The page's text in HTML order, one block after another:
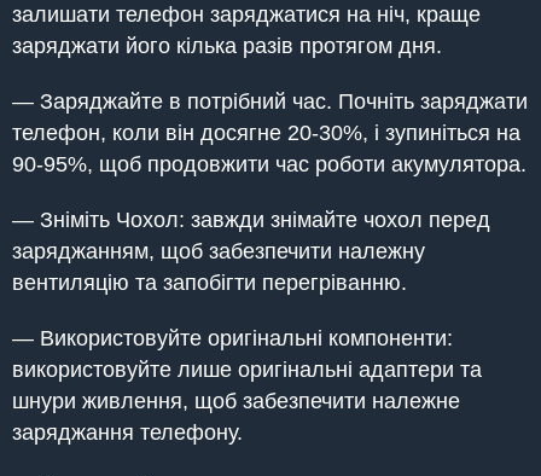
залишати телефон заряджатися на ніч, краще
заряджати його кілька разів протягом дня.
— Заряджайте в потрібний час. Почніть заряджати
телефон, коли він досягне 20-30%, і зупиніться на
90-95%, щоб продовжити час роботи акумулятора.
— Зніміть Чохол: завжди знімайте чохол перед
заряджанням, щоб забезпечити належну
вентиляцію та запобігти перегріванню.
— Використовуйте оригінальні компоненти:
використовуйте лише оригінальні адаптери та
шнури живлення, щоб забезпечити належне
заряджання телефону.